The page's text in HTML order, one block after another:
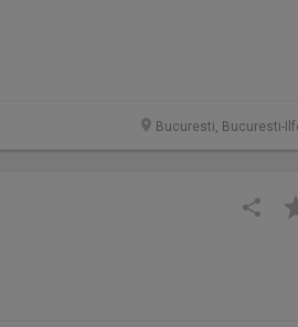
Bucuresti, Bucuresti-